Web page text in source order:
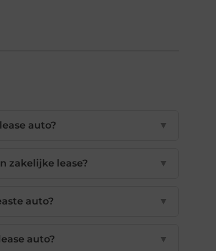
auto? ▼
zakelijke lease? ▼
auto? ▼
auto? ▼